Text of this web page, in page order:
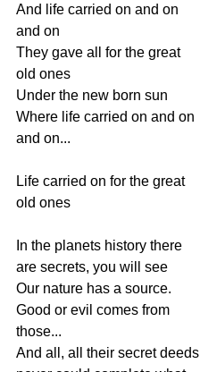
And
life carried on and on
and on
They gave all for the great
old ones
Under the new born sun
Where life carried on and on
and on...
Life carried on for the great
old ones
In the planets history there
are secrets, you will
see
Our nature has a source.
Good or evil comes from
those...
And all , all their secret deeds